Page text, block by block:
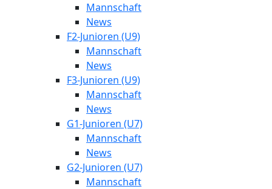
Mannschaft
News
F2-Junioren (U9)
Mannschaft
News
F3-Junioren (U9)
Mannschaft
News
G1-Junioren (U7)
Mannschaft
News
G2-Junioren (U7)
Mannschaft